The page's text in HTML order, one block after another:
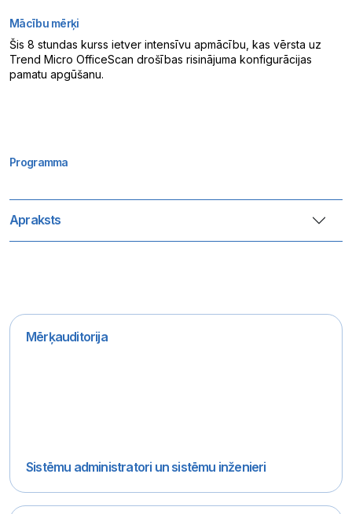
Mācību mērķi
Šis 8 stundas kurss ietver intensīvu apmācību, kas vērsta uz
Trend Micro OfficeScan drošības risinājuma konfigurācijas
pamatu apgūšanu.
Programma
Apraksts
Mērķauditorija
Sistēmu administratori un sistēmu inženieri